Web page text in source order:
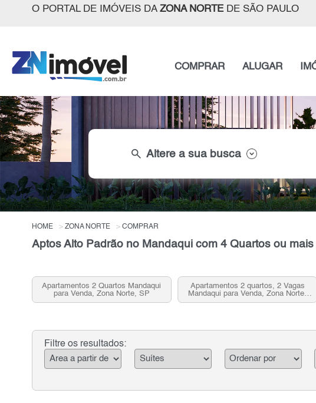
O PORTAL DE IMÓVEIS DA ZONA NORTEDE SÃO PAULO
COMPRAR ALUGAR
search Altere a sua busca
HOME ZONA NORTE COMPRAR
Aptos Alto Padrão no Mandaqui com 4 Quartos ou mais
Apartamentos 2 Quartos Mandaqui
para Venda, Zona Norte, SP
Apartamentos 2 quartos, 2 Vagas
Mandaqui para Venda, Zona Norte,
SP
Filtre os resultados: